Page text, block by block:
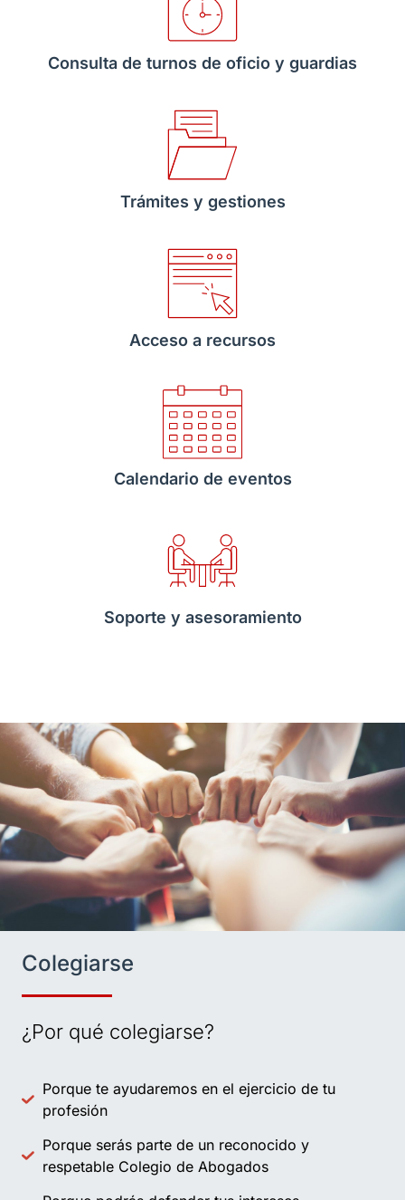
Consulta de turnos de oficio y guardias
Trámites y gestiones
Acceso a recursos
Calendario de eventos
Soporte y asesoramiento
Colegiarse
¿Por qué colegiarse?
Porque te ayudaremos en el ejercicio de tu
profesión
Porque serás parte de un reconocido y
respetable Colegio de Abogados